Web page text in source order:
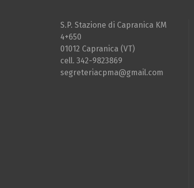
S.P. Stazione di Capranica KM
4+650
01012 Capranica (VT)
cell. 342-9823869
segreteriacpma@gmail.com